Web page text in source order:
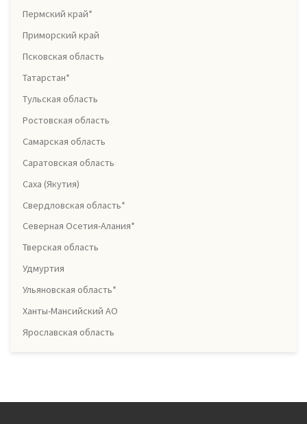
Пермский край*
Приморский край
Псковская область
Татарстан*
Тульская область
Ростовская область
Самарская область
Саратовская область
Саха (Якутия)
Свердловская область*
Северная Осетия-Алания*
Тверская область
Удмуртия
Ульяновская область*
Ханты-Мансийский АО
Ярославская область